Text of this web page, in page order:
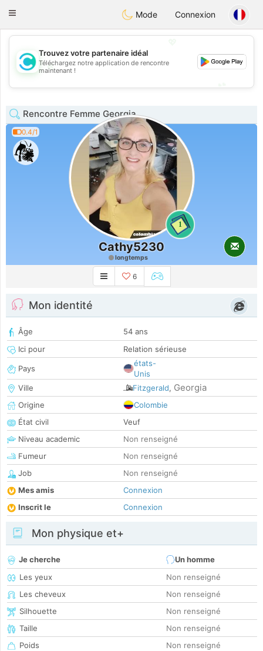
olombiaCitas
Toggle
Mode Connexion
💖
💕
Trouvez votre partenaire idéal
Téléchargez notre application de rencontre
maintenant !
Rencontre Femme Georgia
0.4/1
1
Cathy5230
longtemps
6
Mon identité
Âge
54 ans
Ici pour
Relation sérieuse
Pays
états-
Unis
Ville
Fitzgerald, Georgia
Origine
Colombie
État civil
Veuf
Niveau academic
Non renseigné
Fumeur
Non renseigné
Job
Non renseigné
Mes amis
Connexion
Inscrit le
Connexion
Mon physique et+
Je cherche
Un homme
Les yeux
Non renseigné
Les cheveux
Non renseigné
Silhouette
Non renseigné
Taille
Non renseigné
Poids
Non renseigné